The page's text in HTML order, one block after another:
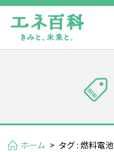
ホーム > タグ : 燃料電池